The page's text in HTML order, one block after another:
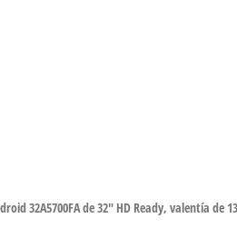
32A5700FA de 32″ HD Ready, valentía de